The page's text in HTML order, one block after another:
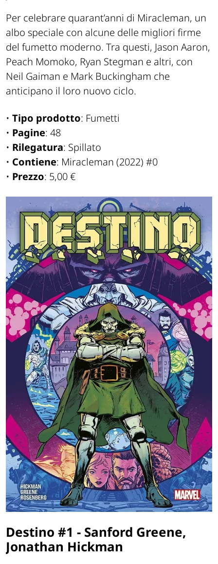
Per celebrare quarant’anni di Miracleman, un
albo speciale con alcune delle migliori firme
del fumetto moderno. Tra questi, Jason Aaron,
Peach Momoko, Ryan Stegman e altri, con
Neil Gaiman e Mark Buckingham che
anticipano il loro nuovo ciclo.
• Tipo prodotto: Fumetti
• Pagine: 48
• Rilegatura: Spillato
• Contiene: Miracleman (2022) #0
• Prezzo: 5,00 €
Destino #1 - Sanford Greene,
Jonathan Hickman